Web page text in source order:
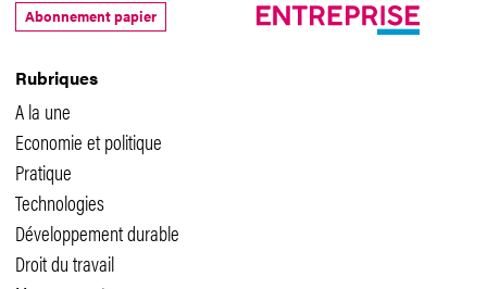
Rubriques
A la une
Economie et politique
Pratique
Technologies
Développement durable
Droit du travail
Abonnement papier